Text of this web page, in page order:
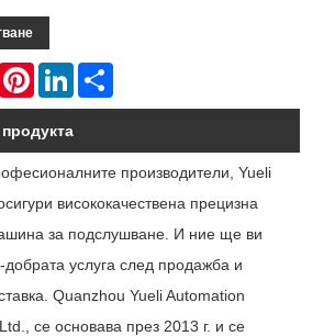
WhatsAppPinterestLinkedIn
производители, Yueli
висококачествена прецизна
за подслушване. И ние ще ви
услуга след продажба и
Quanzhou Yueli Automation
се основава през 2013 г. и се